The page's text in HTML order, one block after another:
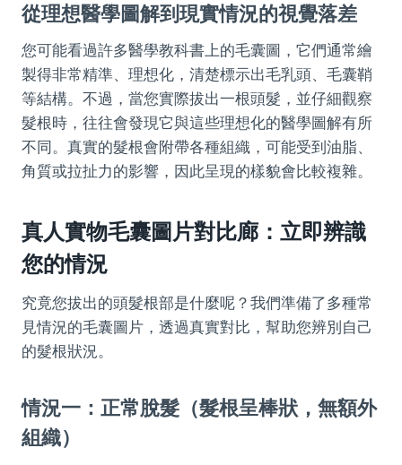
從理想醫學圖解到現實情況的視覺落差
您可能看過許多醫學教科書上的毛囊圖，它們通常繪
製得非常精準、理想化，清楚標示出毛乳頭、毛囊鞘
等結構。不過，當您實際拔出一根頭髮，並仔細觀察
髮根時，往往會發現它與這些理想化的醫學圖解有所
不同。真實的髮根會附帶各種組織，可能受到油脂、
角質或拉扯力的影響，因此呈現的樣貌會比較複雜。
真人實物毛囊圖片對比廊：立即辨識
您的情況
究竟您拔出的頭髮根部是什麼呢？我們準備了多種常
見情況的毛囊圖片，透過真實對比，幫助您辨別自己
的髮根狀況。
情況一：正常脫髮（髮根呈棒狀，無額外
組織）